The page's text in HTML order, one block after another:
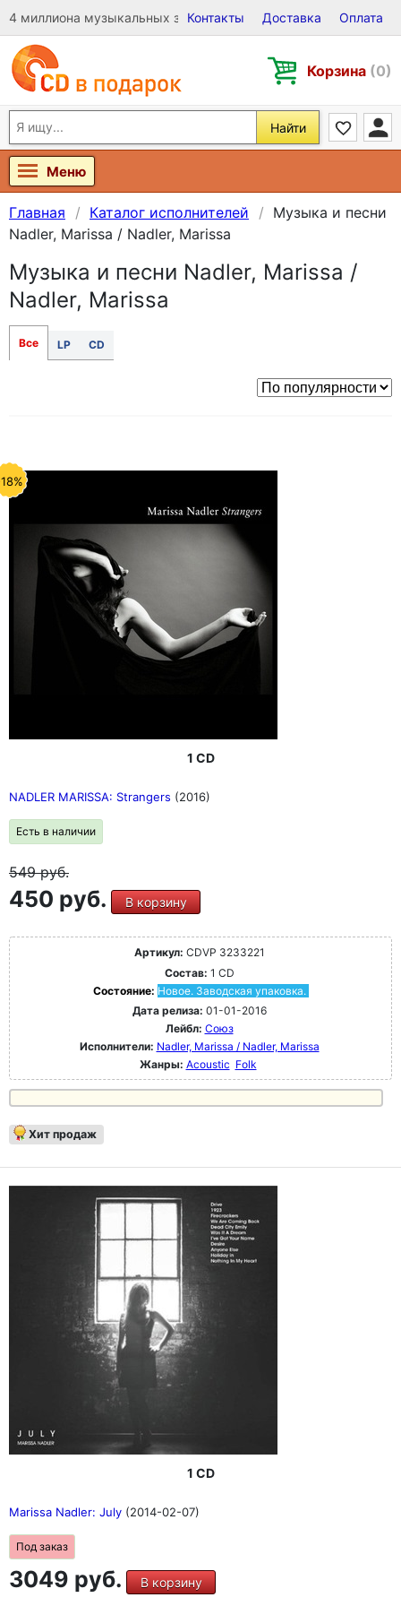
4 миллиона музыкальных записей на Виниле, CD и DVD
Контакты Доставка Оплата
Корзина (0)
Найти
Меню
Главная Каталог исполнителей
Музыка и песни
Nadler, Marissa / Nadler, Marissa
Музыка и песни Nadler, Marissa /
Nadler, Marissa
Все LP CD
1 CD
NADLER MARISSA: Strangers (2016)
Есть в наличии
549руб.
450 руб. В корзину
Артикул: CDVP 3233221
Состав: 1 CD
Состояние: Новое. Заводская упаковка.
Дата релиза: 01-01-2016
Лейбл: Союз
Исполнители: Nadler, Marissa / Nadler, Marissa
Жанры: Acoustic Folk
Хит продаж
1 CD
Marissa Nadler: July (2014-02-07)
Под заказ
3049 руб. В корзину